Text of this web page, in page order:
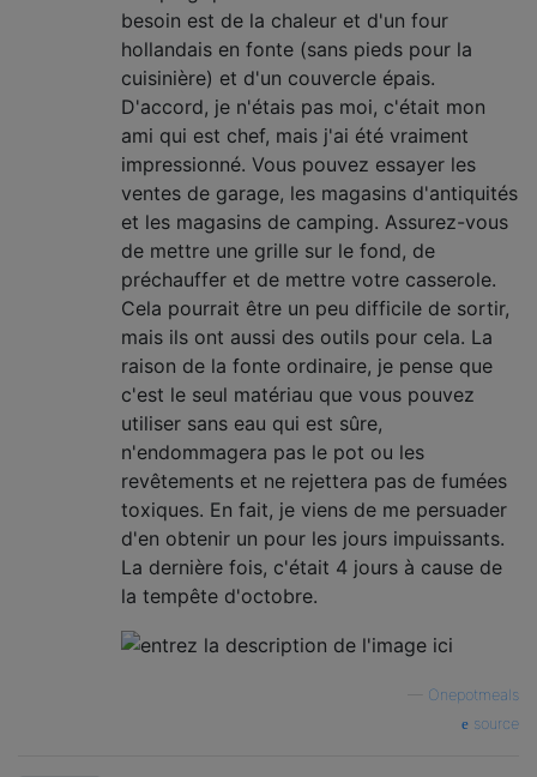
besoin est de la chaleur et d'un four
hollandais en fonte (sans pieds pour la
cuisinière) et d'un couvercle épais.
D'accord, je n'étais pas moi, c'était mon
ami qui est chef, mais j'ai été vraiment
impressionné. Vous pouvez essayer les
ventes de garage, les magasins d'antiquités
et les magasins de camping. Assurez-vous
de mettre une grille sur le fond, de
préchauffer et de mettre votre casserole.
Cela pourrait être un peu difficile de sortir,
mais ils ont aussi des outils pour cela. La
raison de la fonte ordinaire, je pense que
c'est le seul matériau que vous pouvez
utiliser sans eau qui est sûre,
n'endommagera pas le pot ou les
revêtements et ne rejettera pas de fumées
toxiques. En fait, je viens de me persuader
d'en obtenir un pour les jours impuissants.
La dernière fois, c'était 4 jours à cause de
la tempête d'octobre.
Onepotmeals
source